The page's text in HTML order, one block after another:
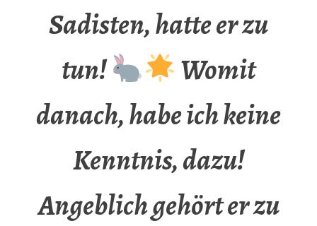
Sadisten, hatte er zu
tun!
Womit
danach, habe ich keine
Kenntnis, dazu!
Angeblich gehört er zu